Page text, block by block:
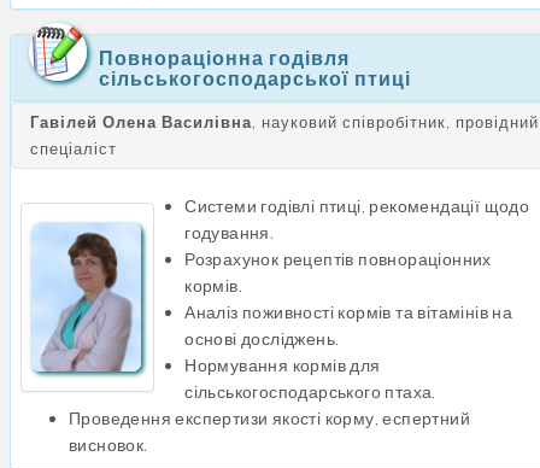
Повнораціонна годівля
сільськогосподарської птиці
Гавілей Олена Василівна , науковий співробітник, провідний
спеціаліст
Системи годівлі птиці, рекомендації щодо
годування.
Розрахунок рецептів повнораціонних
кормів.
Аналіз поживності кормів та вітамінів на
основі досліджень.
Нормування кормів для
сільськогосподарського птаха.
Проведення експертизи якості корму, еспертний
висновок.